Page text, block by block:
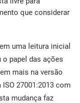
que considerar
uma leitura inicial
papel das ações
mais na versão
27001:2013 com
mudança faz